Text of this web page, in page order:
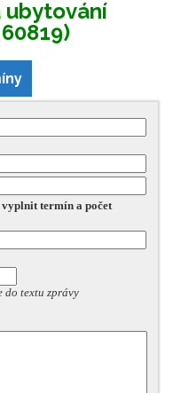
ubytování